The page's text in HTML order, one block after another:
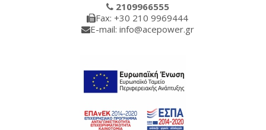
2109966555
Fax: +30 210 9969444
E-mail: info@acepower.gr